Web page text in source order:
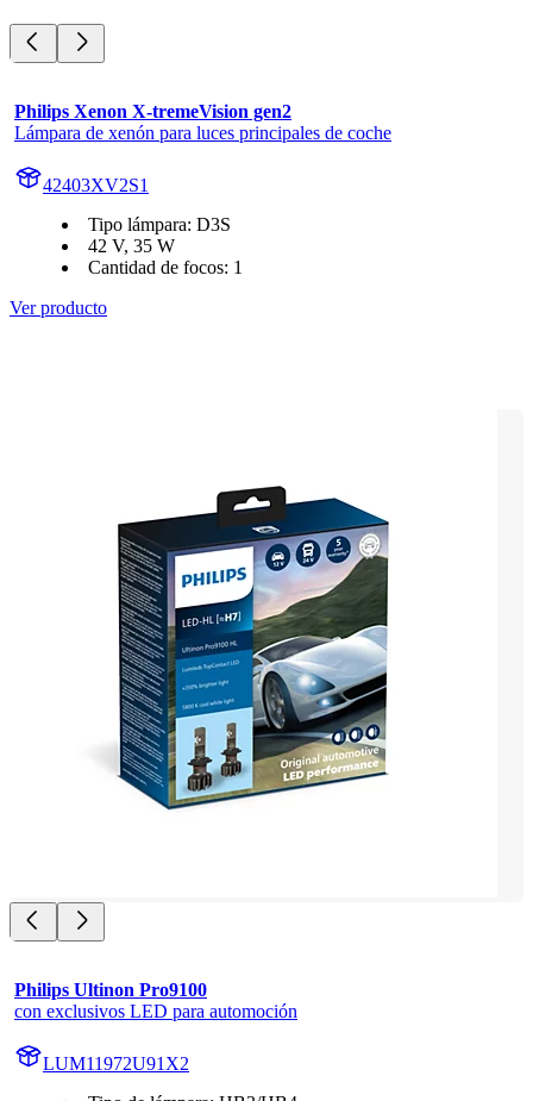
Philips Xenon X-tremeVision gen2
Lámpara de xenón para luces principales de coche
42403XV2S1
Tipo lámpara: D3S
42 V, 35 W
Cantidad de focos: 1
Ver producto
Philips Ultinon Pro9100
con exclusivos LED para automoción
LUM11972U91X2